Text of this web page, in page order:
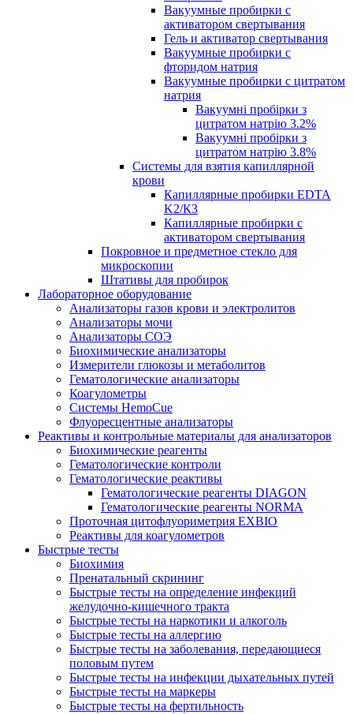
Вакуумные пробирки с
активатором свертывания
Гель и активатор свертывания
Вакуумные пробирки с
фторидом натрия
Вакуумные пробирки с цитратом
натрия
Вакуумні пробірки з
цитратом натрію 3.2%
Вакуумні пробірки з
цитратом натрію 3.8%
Системы для взятия капиллярной
крови
Капиллярные пробирки EDTA
K2/К3
Капиллярные пробирки с
активатором свертывания
Покровное и предметное стекло для
микроскопии
Штативы для пробирок
Лабораторное оборудование
Анализаторы газов крови и электролитов
Анализаторы мочи
Анализаторы СОЭ
Биохимические анализаторы
Измерители глюкозы и метаболитов
Гематологические анализаторы
Коагулометры
Системы HemoCue
Флуоресцентные анализаторы
Реактивы и контрольные материалы для анализаторов
Биохимические реагенты
Гематологические контроли
Гематологические реактивы
Гематологические реагенты DIAGON
Гематологические реагенты NORMA
Проточная цитофлуориметрия EXBIO
Реактивы для коагулометров
Быстрые тесты
Биохимия
Пренатальный скрининг
Быстрые тесты на определение инфекций
желудочно-кишечного тракта
Быстрые тесты на наркотики и алкоголь
Быстрые тесты на аллергию
Быстрые тесты на заболевания, передающиеся
половым путем
Быстрые тесты на инфекции дыхательных путей
Быстрые тесты на маркеры
Быстрые тесты на фертильность